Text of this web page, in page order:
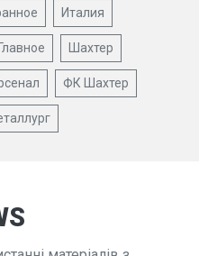
Италия
Главное Шахтер
ФК Шахтер